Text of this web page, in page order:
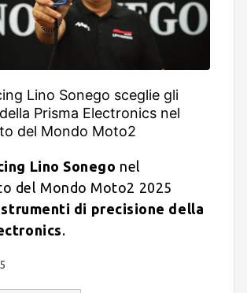
Lino Sonego sceglie gli
Prisma Electronics nel
del Mondo Moto2
Lino Sonego nel
del Mondo Moto2 2025
strumenti di precisione della
.